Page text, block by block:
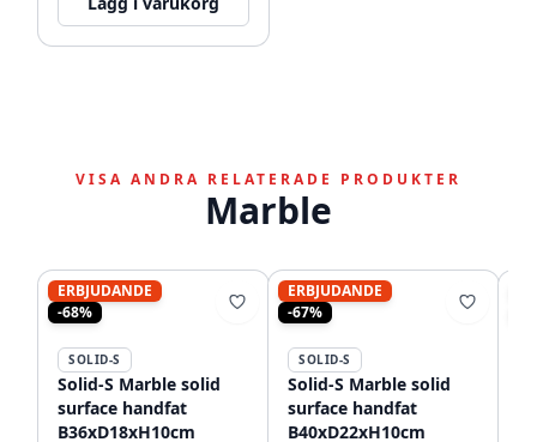
VISA ANDRA RELATERADE PRODUKTER
Marble
ERBJUDANDE
-68%
SOLID-S
Solid-S Marble solid
surface handfat
B36xD18xH10cm
ERBJUDANDE
-67%
SOLID-S
Solid-S Marble solid
surface handfat
B40xD22xH10cm